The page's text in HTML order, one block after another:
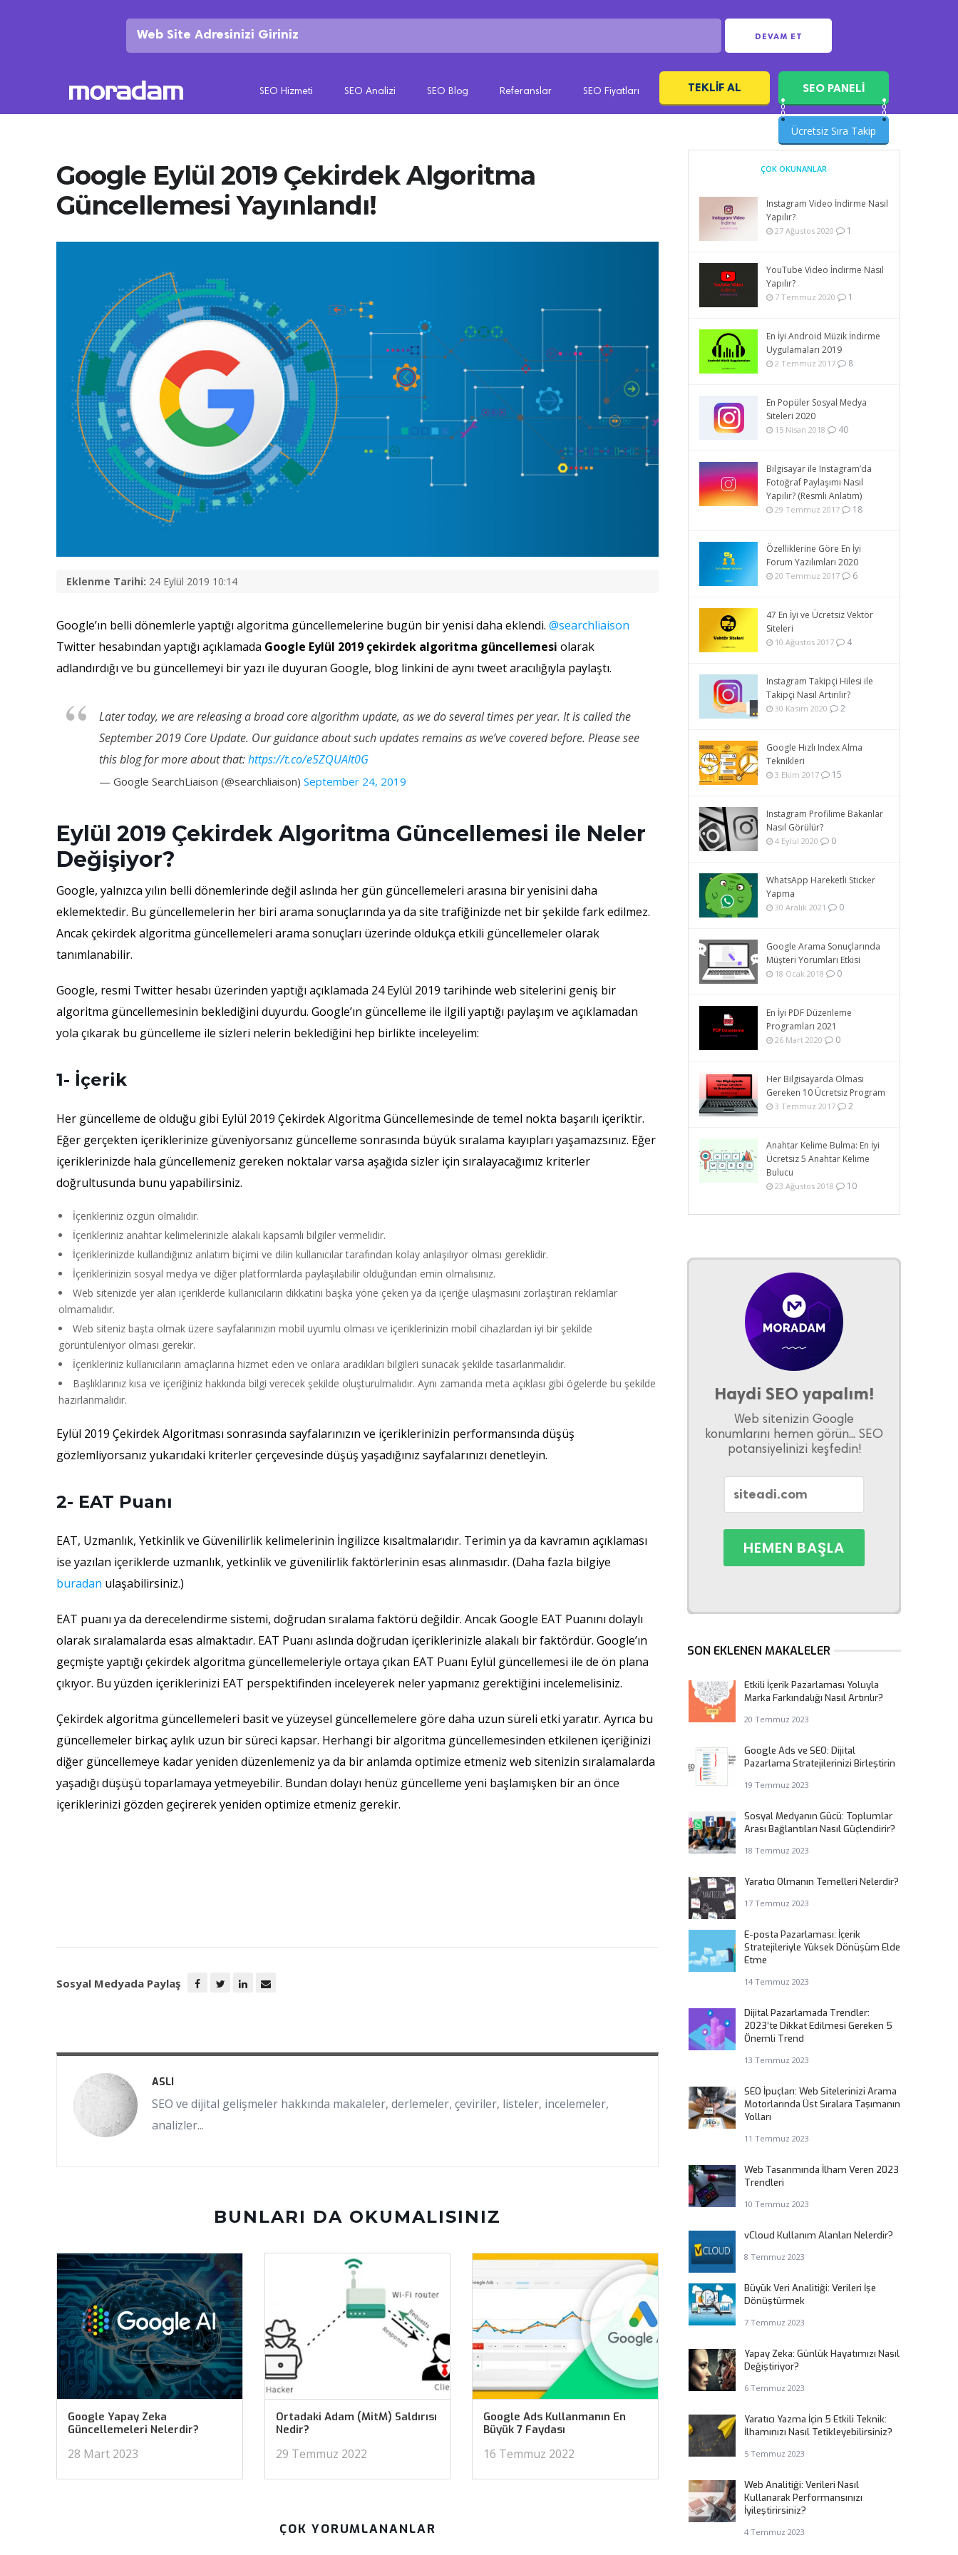
DEVAM ET
SEO Hizmeti SEO Analizi SEO Blog Referanslar SEO Fiyatları TEKLIF AL SEO PANELİ
Ücretsiz Sıra Takip
Google Eylül 2019 Çekirdek Algoritma
Güncellemesi Yayınlandı!
Eklenme Tarihi: 24 Eylül 2019 10:14
Google’ın belli dönemlerle yaptığı algoritma güncellemelerine bugün bir yenisi daha eklendi. @searchliaison
Twitter hesabından yaptığı açıklamada Google Eylül 2019 çekirdek algoritma güncellemesi olarak
adlandırdığı ve bu güncellemeyi bir yazı ile duyuran Google, blog linkini de aynı tweet aracılığıyla paylaştı.
Later today, we are releasing a broad core algorithm update, as we do several times per year. It is called the
September 2019 Core Update. Our guidance about such updates remains as we’ve covered before. Please see
this blog for more about that:https://t.co/e5ZQUAlt0G
— Google SearchLiaison (@searchliaison) September 24, 2019
Eylül 2019 Çekirdek Algoritma Güncellemesi ile Neler
Değişiyor?
Google, yalnızca yılın belli dönemlerinde değil aslında her gün güncellemeleri arasına bir yenisini daha
eklemektedir. Bu güncellemelerin her biri arama sonuçlarında ya da site trafiğinizde net bir şekilde fark edilmez.
Ancak çekirdek algoritma güncellemeleri arama sonuçları üzerinde oldukça etkili güncellemeler olarak
tanımlanabilir.
Google, resmi Twitter hesabı üzerinden yaptığı açıklamada 24 Eylül 2019 tarihinde web sitelerini geniş bir
algoritma güncellemesinin beklediğini duyurdu. Google’ın güncelleme ile ilgili yaptığı paylaşım ve açıklamadan
yola çıkarak bu güncelleme ile sizleri nelerin beklediğini hep birlikte inceleyelim:
1- İçerik
Her güncelleme de olduğu gibi Eylül 2019 Çekirdek Algoritma Güncellemesinde de temel nokta başarılı içeriktir.
Eğer gerçekten içeriklerinize güveniyorsanız güncelleme sonrasında büyük sıralama kayıpları yaşamazsınız. Eğer
içeriklerinizde hala güncellemeniz gereken noktalar varsa aşağıda sizler için sıralayacağımız kriterler
doğrultusunda bunu yapabilirsiniz.
İçerikleriniz özgün olmalıdır.
İçerikleriniz anahtar kelimelerinizle alakalı kapsamlı bilgiler vermelidir.
İçeriklerinizde kullandığınız anlatım biçimi ve dilin kullanıcılar tarafından kolay anlaşılıyor olması gereklidir.
İçeriklerinizin sosyal medya ve diğer platformlarda paylaşılabilir olduğundan emin olmalısınız.
Web sitenizde yer alan içeriklerde kullanıcıların dikkatini başka yöne çeken ya da içeriğe ulaşmasını zorlaştıran reklamlar
olmamalıdır.
Web siteniz başta olmak üzere sayfalarınızın mobil uyumlu olması ve içeriklerinizin mobil cihazlardan iyi bir şekilde
görüntüleniyor olması gerekir.
İçerikleriniz kullanıcıların amaçlarına hizmet eden ve onlara aradıkları bilgileri sunacak şekilde tasarlanmalıdır.
Başlıklarınız kısa ve içeriğiniz hakkında bilgi verecek şekilde oluşturulmalıdır. Aynı zamanda meta açıklası gibi ögelerde bu şekilde
hazırlanmalıdır.
Eylül 2019 Çekirdek Algoritması sonrasında sayfalarınızın ve içeriklerinizin performansında düşüş
gözlemliyorsanız yukarıdaki kriterler çerçevesinde düşüş yaşadığınız sayfalarınızı denetleyin.
2- EAT Puanı
EAT, Uzmanlık, Yetkinlik ve Güvenilirlik kelimelerinin İngilizce kısaltmalarıdır. Terimin ya da kavramın açıklaması
ise yazılan içeriklerde uzmanlık, yetkinlik ve güvenilirlik faktörlerinin esas alınmasıdır. (Daha fazla bilgiye
buradan ulaşabilirsiniz.)
EAT puanı ya da derecelendirme sistemi, doğrudan sıralama faktörü değildir. Ancak Google EAT Puanını dolaylı
olarak sıralamalarda esas almaktadır. EAT Puanı aslında doğrudan içeriklerinizle alakalı bir faktördür. Google’ın
geçmişte yaptığı çekirdek algoritma güncellemeleriyle ortaya çıkan EAT Puanı Eylül güncellemesi ile de ön plana
çıkıyor. Bu yüzden içeriklerinizi EAT perspektifinden inceleyerek neler yapmanız gerektiğini incelemelisiniz.
Çekirdek algoritma güncellemeleri basit ve yüzeysel güncellemelere göre daha uzun süreli etki yaratır. Ayrıca bu
güncellemeler birkaç aylık uzun bir süreci kapsar. Herhangi bir algoritma güncellemesinden etkilenen içeriğinizi
diğer güncellemeye kadar yeniden düzenlemeniz ya da bir anlamda optimize etmeniz web sitenizin sıralamalarda
yaşadığı düşüşü toparlamaya yetmeyebilir. Bundan dolayı henüz güncelleme yeni başlamışken bir an önce
içeriklerinizi gözden geçirerek yeniden optimize etmeniz gerekir.
Sosyal Medyada Paylaş
ASLI
SEO ve dijital gelişmeler hakkında makaleler, derlemeler, çeviriler, listeler, incelemeler,
analizler...
BUNLARI DA OKUMALISINIZ
Google Yapay Zeka
Güncellemeleri Nelerdir?
28 Mart 2023
Ortadaki Adam (MitM) Saldırısı
Nedir?
29 Temmuz 2022
Google Ads Kullanmanın En
Büyük 7 Faydası
16 Temmuz 2022
ÇOK YORUMLANANLAR
ÇOK OKUNANLAR
Instagram Video İndirme Nasıl
Yapılır?
27 Ağustos 2020 1
YouTube Video İndirme Nasıl
Yapılır?
7 Temmuz 2020 1
En İyi Android Müzik İndirme
Uygulamaları 2019
2 Temmuz 2017 8
En Popüler Sosyal Medya
Siteleri 2020
15 Nisan 2018 40
Bilgisayar ile Instagram’da
Fotoğraf Paylaşımı Nasıl
Yapılır? (Resmli Anlatım)
29 Temmuz 2017 18
Özelliklerine Göre En İyi
Forum Yazılımları 2020
20 Temmuz 2017 6
47 En İyi ve Ücretsiz Vektör
Siteleri
10 Ağustos 2017 4
Instagram Takipçi Hilesi ile
Takipçi Nasıl Artırılır?
30 Kasım 2020 2
Google Hızlı Index Alma
Teknikleri
3 Ekim 2017 15
Instagram Profilime Bakanlar
Nasıl Görülür?
4 Eylül 2020 0
WhatsApp Hareketli Sticker
Yapma
30 Aralık 2021 0
Google Arama Sonuçlarında
Müşteri Yorumları Etkisi
18 Ocak 2018 0
En İyi PDF Düzenleme
Programları 2021
26 Mart 2020 0
Her Bilgisayarda Olması
Gereken 10 Ücretsiz Program
3 Temmuz 2017 2
Anahtar Kelime Bulma: En İyi
Ücretsiz 5 Anahtar Kelime
Bulucu
23 Ağustos 2018 10
Haydi SEO yapalım!
Web sitenizin Google
konumlarını hemen görün... SEO
potansiyelinizi keşfedin!
SON EKLENEN MAKALELER
Etkili İçerik Pazarlaması Yoluyla
Marka Farkındalığı Nasıl Artırılır?
20 Temmuz 2023
Google Ads ve SEO: Dijital
Pazarlama Stratejilerinizi Birleştirin
19 Temmuz 2023
Sosyal Medyanın Gücü: Toplumlar
Arası Bağlantıları Nasıl Güçlendirir?
18 Temmuz 2023
Yaratıcı Olmanın Temelleri Nelerdir?
17 Temmuz 2023
E-posta Pazarlaması: İçerik
Stratejileriyle Yüksek Dönüşüm Elde
Etme
14 Temmuz 2023
Dijital Pazarlamada Trendler:
2023’te Dikkat Edilmesi Gereken 5
Önemli Trend
13 Temmuz 2023
SEO İpuçları: Web Sitelerinizi Arama
Motorlarında Üst Sıralara Taşımanın
Yolları
11 Temmuz 2023
Web Tasarımında İlham Veren 2023
Trendleri
10 Temmuz 2023
vCloud Kullanım Alanları Nelerdir?
8 Temmuz 2023
Büyük Veri Analitiği: Verileri İşe
Dönüştürmek
7 Temmuz 2023
Yapay Zeka: Günlük Hayatımızı Nasıl
Değiştiriyor?
6 Temmuz 2023
Yaratıcı Yazma İçin 5 Etkili Teknik:
İlhamınızı Nasıl Tetikleyebilirsiniz?
5 Temmuz 2023
Web Analitiği: Verileri Nasıl
Kullanarak Performansınızı
İyileştirirsiniz?
4 Temmuz 2023